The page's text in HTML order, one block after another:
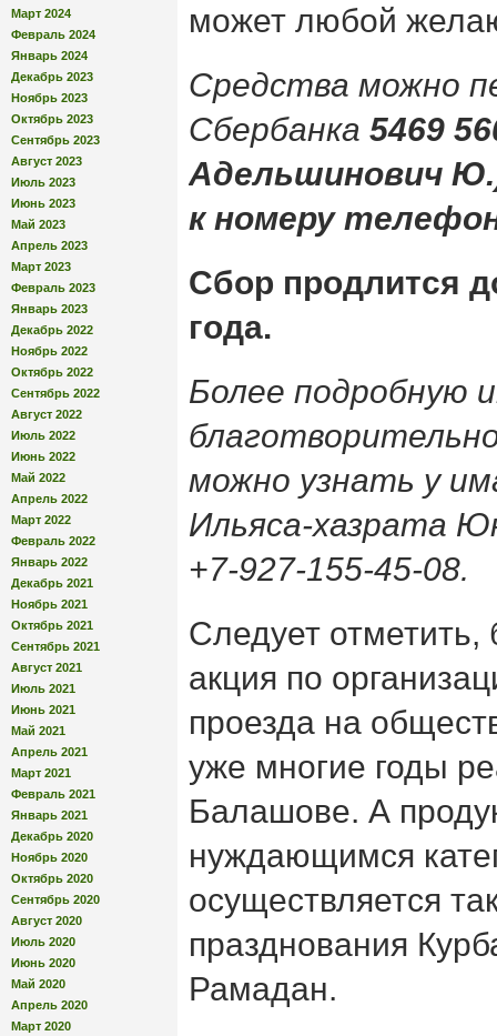
Март 2024
Февраль 2024
Январь 2024
Декабрь 2023
Ноябрь 2023
Октябрь 2023
Сентябрь 2023
Август 2023
Июль 2023
Июнь 2023
Май 2023
Апрель 2023
Март 2023
Февраль 2023
Январь 2023
Декабрь 2022
Ноябрь 2022
Октябрь 2022
Сентябрь 2022
Август 2022
Июль 2022
Июнь 2022
Май 2022
Апрель 2022
Март 2022
Февраль 2022
Январь 2022
Декабрь 2021
Ноябрь 2021
Октябрь 2021
Сентябрь 2021
Август 2021
Июль 2021
Июнь 2021
Май 2021
Апрель 2021
Март 2021
Февраль 2021
Январь 2021
Декабрь 2020
Ноябрь 2020
Октябрь 2020
Сентябрь 2020
Август 2020
Июль 2020
Июнь 2020
Май 2020
Апрель 2020
Март 2020
может любой
Средства можно
Сбербанка 5469
Адельшинович
к номеру
Сбор продлится
года.
Более подробную
можно узнать у
Ильяса-хазрата
+7-927-155-45-08.
Следует отметить,
акция по
проезда на
уже многие годы
Балашове. А
нуждающимся
осуществляется
празднования
Рамадан.